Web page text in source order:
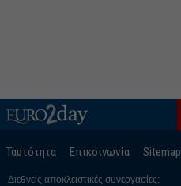
Ταυτότητα Επικοινωνία Sitemap
Διεθνείς αποκλειστικές συνεργασίες: